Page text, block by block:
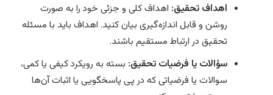
اهداف تحقیق: اهداف کلی و جزئی خود را به صورت
روشن و قابل اندازه‌گیری بیان کنید. اهداف باید با مسئله
تحقیق در ارتباط مستقیم باشند.
سؤالات یا فرضیات تحقیق: بسته به رویکرد کیفی یا کمی،
سوالات یا فرضیاتی که در پی پاسخگویی یا اثبات آن‌ها